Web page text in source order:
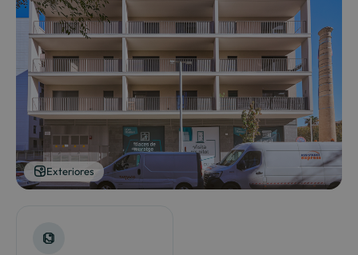
Exteriores